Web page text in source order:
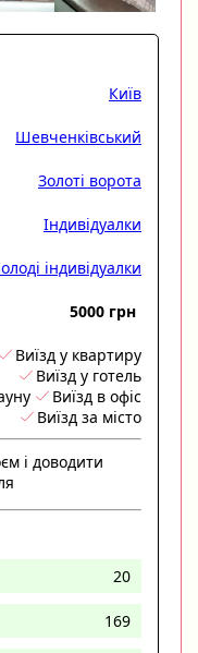
Київ
Шевченківський
Золоті ворота
Індивідуалки
індивідуалки
5000 грн
Виїзд у квартиру
Виїзд у готель
Виїзд в офіс
Виїзд за місто
і доводити
20
169